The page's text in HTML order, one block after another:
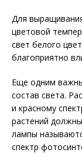
Для
цветовой
свет белого
благоприятно
Еще одним
состав света.
и красному
растений
лампы
спектр